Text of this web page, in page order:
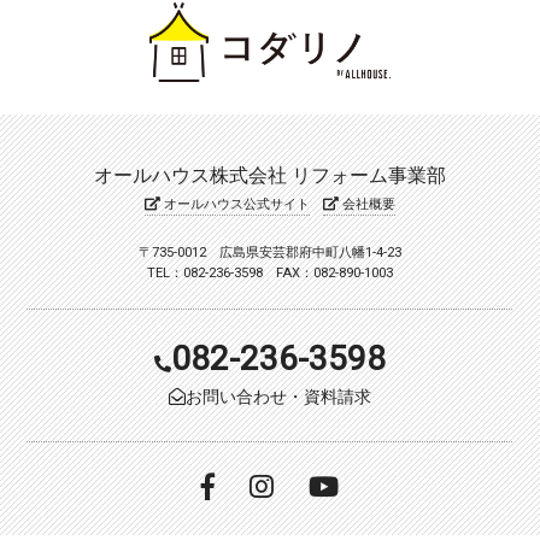
オールハウス株式会社 リフォーム事業部
オールハウス公式サイト 会社概要
〒735-0012 広島県安芸郡府中町八幡1-4-23
TEL：082-236-3598 FAX：082-890-1003
082-236-3598
お問い合わせ・資料請求